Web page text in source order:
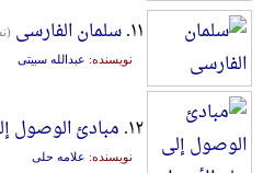
۱۱. سلمان الفارسی
نویسنده: عبدالله سبیتی
۱۲. مبادئ الوصول
نویسنده: علامه حلی